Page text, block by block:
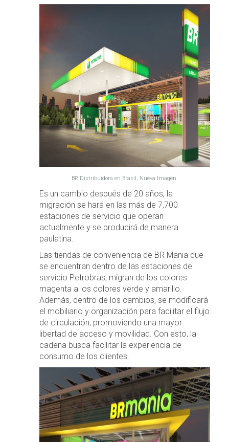
BR Distribuidora en Brasil, Nueva Imagen.
Es un cambio después de 20 años, la
migración se hará en las más de 7,700
estaciones de servicio que operan
actualmente y se producirá de manera
paulatina.
Las tiendas de conveniencia de BR Mania que
se encuentran dentro de las estaciones de
servicio Petrobras, migran de los colores
magenta a los colores verde y amarillo.
Además, dentro de los cambios, se modificará
el mobiliario y organización para facilitar el flujo
de circulación, promoviendo una mayor
libertad de acceso y movilidad. Con esto, la
cadena busca facilitar la experiencia de
consumo de los clientes.